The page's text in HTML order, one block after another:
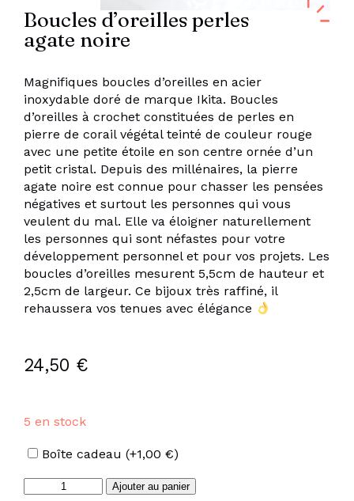
Boucles d’oreilles perles
agate noire
Magnifiques boucles d’oreilles en acier
inoxydable doré de marque Ikita. Boucles
d’oreilles à crochet constituées de perles en
pierre de corail végétal teinté de couleur rouge
avec une petite étoile en son centre ornée d’un
petit cristal. Depuis des millénaires, la pierre
agate noire est connue pour chasser les pensées
négatives et surtout les personnes qui vous
veulent du mal. Elle va éloigner naturellement
les personnes qui sont néfastes pour votre
développement personnel et pour vos projets. Les
boucles d’oreilles mesurent 5,5cm de hauteur et
2,5cm de largeur. Ce bijoux très raffiné, il
rehaussera vos tenues avec élégance
24,50 €
5 en stock
Options
Boîte cadeau (+1,00 €)
quantité
Ajouter au panier